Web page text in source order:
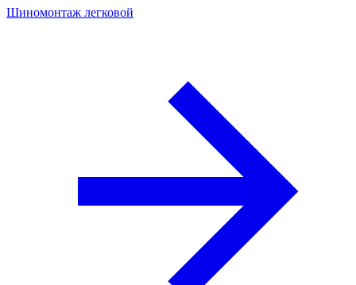
Шиномонтаж легковой